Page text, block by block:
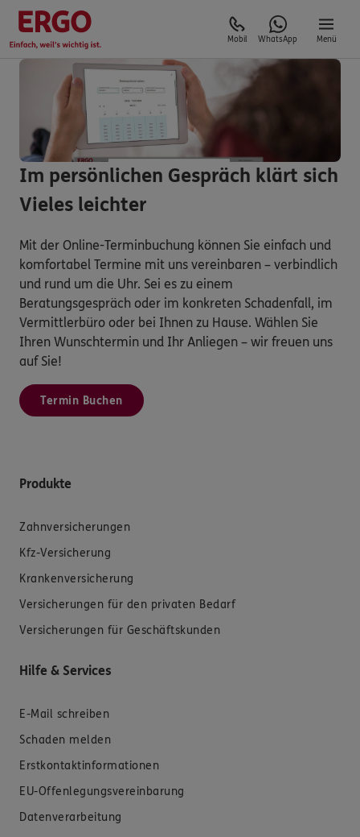
Mobil WhatsApp Menü
Im persönlichen Gespräch klärt sich
Vieles leichter
Mit der Online-Terminbuchung können Sie einfach und
komfortabel Termine mit uns vereinbaren – verbindlich
und rund um die Uhr. Sei es zu einem
Beratungsgespräch oder im konkreten Schadenfall, im
Vermittlerbüro oder bei Ihnen zu Hause. Wählen Sie
Ihren Wunschtermin und Ihr Anliegen – wir freuen uns
auf Sie!
Termin Buchen
Produkte
Zahnversicherungen
Kfz-Versicherung
Krankenversicherung
Versicherungen für den privaten Bedarf
Versicherungen für Geschäftskunden
Hilfe & Services
E-Mail schreiben
Schaden melden
Erstkontaktinformationen
EU-Offenlegungsvereinbarung
Datenverarbeitung